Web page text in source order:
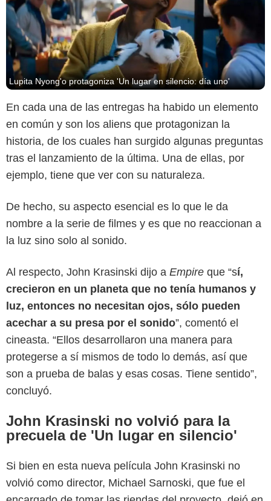
Lupita Nyong'o protagoniza 'Un lugar en silencio: día uno'
En cada una de las entregas ha habido un elemento
en común y son los aliens que protagonizan la
historia, de los cuales han surgido algunas preguntas
tras el lanzamiento de la última. Una de ellas, por
ejemplo, tiene que ver con su naturaleza.
De hecho, su aspecto esencial es lo que le da
nombre a la serie de filmes y es que no reaccionan a
la luz sino solo al sonido.
Al respecto, John Krasinski dijo a Empire que “sí,
crecieron en un planeta que no tenía humanos y
luz, entonces no necesitan ojos, sólo pueden
acechar a su presa por el sonido”, comentó el
cineasta. “Ellos desarrollaron una manera para
protegerse a sí mismos de todo lo demás, así que
son a prueba de balas y esas cosas. Tiene sentido”,
concluyó.
John Krasinski no volvió para la
precuela de 'Un lugar en silencio'
Si bien en esta nueva película John Krasinski no
volvió como director, Michael Sarnoski, que fue el
Platinum Dunes